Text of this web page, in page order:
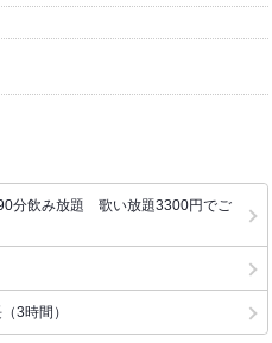
分飲み放題 歌い放題3300円でご
3時間）